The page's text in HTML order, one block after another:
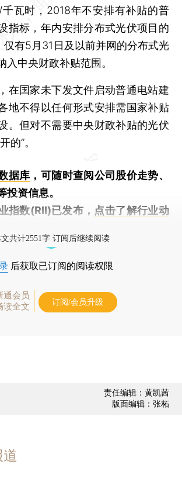
瓦时，2018年不安排有补贴的普
指标，年内安排分布式光伏项目的
仅有5月31日及以前并网的分布式光
入中央财政补贴范围。
国家未下发文件启动普通电站建
地不得以任何形式安排需国家补贴
。但对不需要中央财政补贴的光伏
的”。
据库 ，可随时查阅公司股价走势、
投资信息。
指数(RII)已发布， 点击了解行业动
共计2551字 订阅后继续阅读
后获取已订阅的阅读权限
通会员
读全文
订阅/会员升级
责任编辑：黄凯茜
版面编辑：张柘